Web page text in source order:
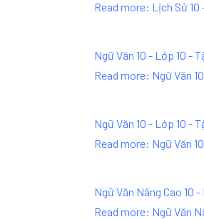
Read more: Lịch Sử 10
Ngữ Văn 10 - Lớp 10 -
Read more: Ngữ Văn
Ngữ Văn 10 - Lớp 10 -
Read more: Ngữ Văn
Ngữ Văn Nâng Cao 10
Read more: Ngữ Văn